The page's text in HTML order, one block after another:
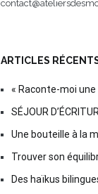
ARTICLES
« Raconte-moi
SÉJOUR
Une bouteille à la
Trouver son
Des haïkus